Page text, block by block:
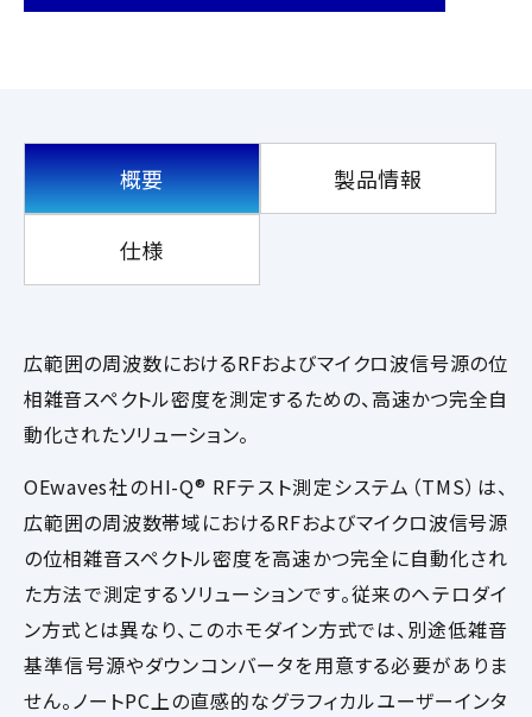
概要 製品情報
仕様
広範囲の周波数におけるRFおよびマイクロ波信号源の位
相雑音スペクトル密度を測定するための、高速かつ完全自
動化されたソリューション。
OEwaves社のHI-Q® RFテスト測定システム（TMS）は、
広範囲の周波数帯域におけるRFおよびマイクロ波信号源
の位相雑音スペクトル密度を高速かつ完全に自動化され
た方法で測定するソリューションです。従来のヘテロダイ
ン方式とは異なり、このホモダイン方式では、別途低雑音
基準信号源やダウンコンバータを用意する必要がありま
せん。ノートPC上の直感的なグラフィカルユーザーインタ